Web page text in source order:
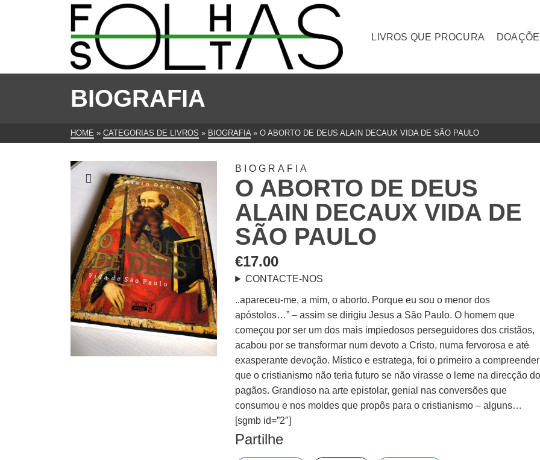
LIVROS QUE PROCURA
BIOGRAFIA
HOME » CATEGORIAS DE LIVROS » BIOGRAFIA » O ABORTO DE DEUS ALAIN DECAUX VIDA DE SÃO PAULO
BIOGRAFIA
O ABORTO DE DEUS
ALAIN DECAUX VIDA DE
SÃO PAULO
€17.00
CONTACTE-NOS
..apareceu-me, a mim, o aborto. Porque eu sou o menor dos
apóstolos…” – assim se dirigiu Jesus a São Paulo. O homem que
começou por ser um dos mais impiedosos perseguidores dos cristãos,
acabou por se transformar num devoto a Cristo, numa fervorosa e até
exasperante devoção. Místico e estratega, foi o primeiro a compreender
que o cristianismo não teria futuro se não virasse o leme na direcção
pagãos. Grandioso na arte epistolar, genial nas conversões que
consumou e nos moldes que propôs para o cristianismo – alguns…
[sgmb id=”2″]
Partilhe